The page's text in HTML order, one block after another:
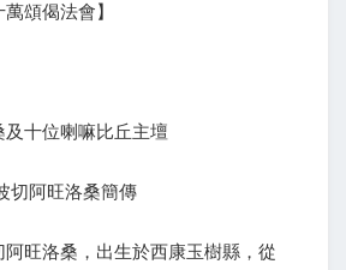
頌偈法會】
十位喇嘛比丘主壇
阿旺洛桑簡傳
旺洛桑，出生於西康玉樹縣，從